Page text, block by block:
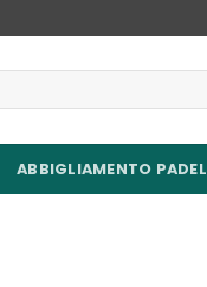
ABBIGLIAMENTO PADEL